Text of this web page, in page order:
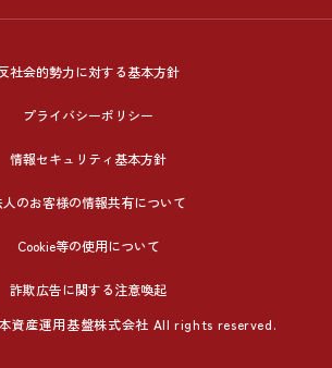
社会的勢力に対する基本方針
プライバシーポリシー
情報セキュリティ基本方針
人のお客様の情報共有について
Cookie等の使用について
詐欺広告に関する注意喚起
資産運用基盤株式会社 All rights reserved.